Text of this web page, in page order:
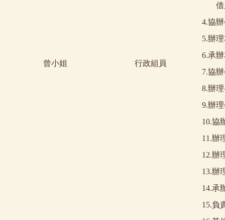
曾小姐 行政組員
借
4.協
5.辦理
6.承
7.協
8.辦
9.辦理
10.協
11.辦
12.辦
13.辦
14.承
15.負